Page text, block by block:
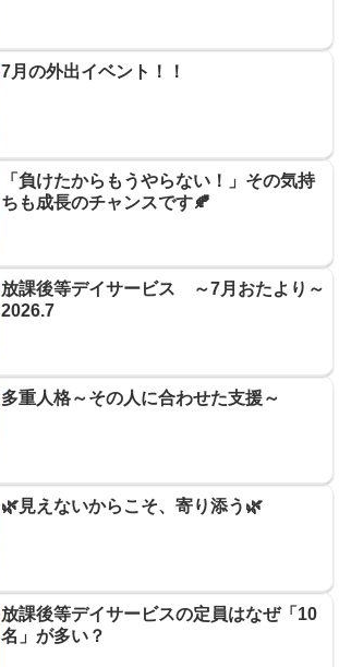
7月の外出イベント！！
「負けたからもうやらない！」その気持
ちも成長のチャンスです🍂
放課後等デイサービス ～7月おたより～
2026.7
多重人格～その人に合わせた支援～
🌿見えないからこそ、寄り添う🌿
放課後等デイサービスの定員はなぜ「10
名」が多い？